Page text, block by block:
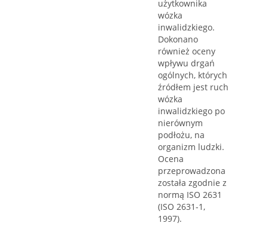
użytkownika
wózka
inwalidzkiego.
Dokonano
również oceny
wpływu drgań
ogólnych, których
źródłem jest ruch
wózka
inwalidzkiego po
nierównym
podłożu, na
organizm ludzki.
Ocena
przeprowadzona
została zgodnie z
normą ISO 2631
(ISO 2631-1,
1997).